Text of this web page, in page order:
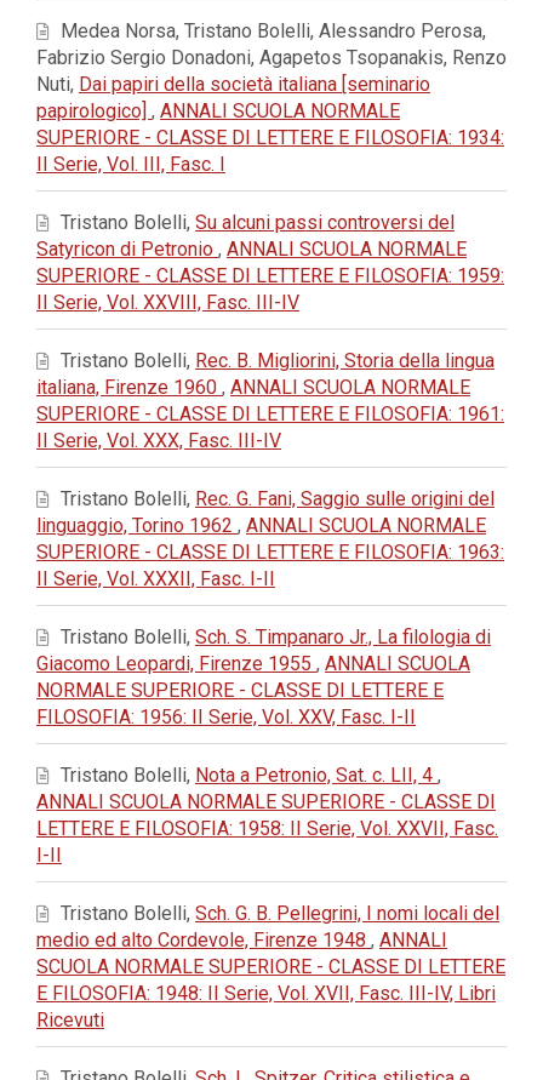
Medea Norsa, Tristano Bolelli, Alessandro Perosa,
Fabrizio Sergio Donadoni, Agapetos Tsopanakis, Renzo
Nuti, Dai papiri della società italiana [seminario
papirologico] , ANNALI SCUOLA NORMALE
SUPERIORE - CLASSE DI LETTERE E FILOSOFIA: 1934:
II Serie, Vol. III, Fasc. I
Tristano Bolelli, Su alcuni passi controversi del
Satyricon di Petronio , ANNALI SCUOLA NORMALE
SUPERIORE - CLASSE DI LETTERE E FILOSOFIA: 1959:
II Serie, Vol. XXVIII, Fasc. III-IV
Tristano Bolelli, Rec. B. Migliorini, Storia della lingua
italiana, Firenze 1960 , ANNALI SCUOLA NORMALE
SUPERIORE - CLASSE DI LETTERE E FILOSOFIA: 1961:
II Serie, Vol. XXX, Fasc. III-IV
Tristano Bolelli, Rec. G. Fani, Saggio sulle origini del
linguaggio, Torino 1962 , ANNALI SCUOLA NORMALE
SUPERIORE - CLASSE DI LETTERE E FILOSOFIA: 1963:
II Serie, Vol. XXXII, Fasc. I-II
Tristano Bolelli, Sch. S. Timpanaro Jr., La filologia di
Giacomo Leopardi, Firenze 1955 , ANNALI SCUOLA
NORMALE SUPERIORE - CLASSE DI LETTERE E
FILOSOFIA: 1956: II Serie, Vol. XXV, Fasc. I-II
Tristano Bolelli, Nota a Petronio, Sat. c. LII, 4 ,
ANNALI SCUOLA NORMALE SUPERIORE - CLASSE DI
LETTERE E FILOSOFIA: 1958: II Serie, Vol. XXVII, Fasc.
I-II
Tristano Bolelli, Sch. G. B. Pellegrini, I nomi locali del
medio ed alto Cordevole, Firenze 1948 , ANNALI
SCUOLA NORMALE SUPERIORE - CLASSE DI LETTERE
E FILOSOFIA: 1948: II Serie, Vol. XVII, Fasc. III-IV, Libri
Ricevuti